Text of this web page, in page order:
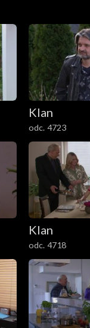
Klan
odc. 4723
Klan
odc. 4718